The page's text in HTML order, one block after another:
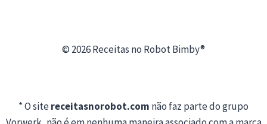
© 2026 Receitas no Robot Bimby®
* O sitereceitasnorobot.com não faz parte do grupo